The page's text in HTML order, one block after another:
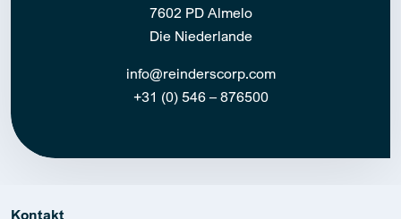
7602 PD Almelo
Die Niederlande
info@reinderscorp.com
+31 (0) 546 – 876500
Kontakt